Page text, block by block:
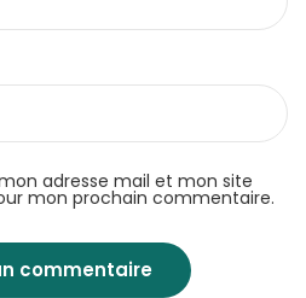
adresse mail et mon site
mon prochain commentaire.